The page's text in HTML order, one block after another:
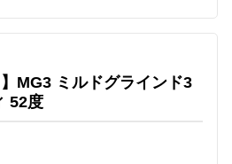
】MG3 ミルドグラインド3
52度